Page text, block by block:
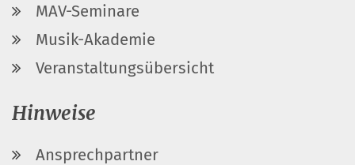
MAV-Seminare
Musik-Akademie
Veranstaltungsübersicht
Hinweise
Ansprechpartner